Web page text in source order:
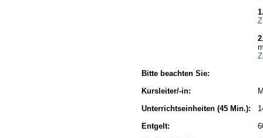
Bitte beachten Sie:
Kursleiter/-in:
Unterrichtseinheiten (45 Min.):
Entgelt: